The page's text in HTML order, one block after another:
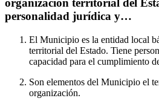
organización territorial del
personalidad jurídica y…
El Municipio es la entidad local
territorial del Estado. Tiene
capacidad para el cumplimiento
Son elementos del Municipio el
organización.